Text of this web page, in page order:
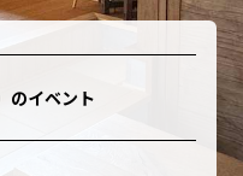
のイベント